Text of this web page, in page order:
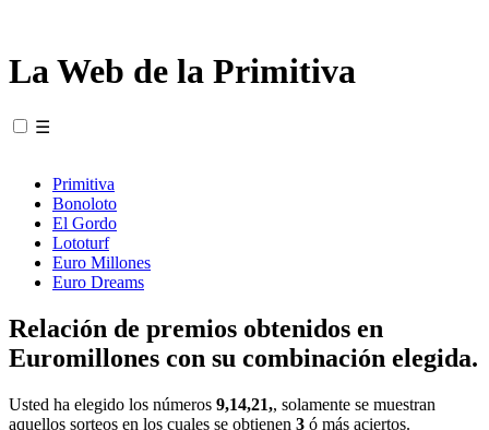
La Web de la Primitiva
☰
Primitiva
Bonoloto
El Gordo
Lototurf
Euro Millones
Euro Dreams
Relación de premios obtenidos en
Euromillones con su combinación elegida.
Usted ha elegido los números 9,14,21,, solamente se muestran
aquellos sorteos en los cuales se obtienen 3 ó más aciertos.